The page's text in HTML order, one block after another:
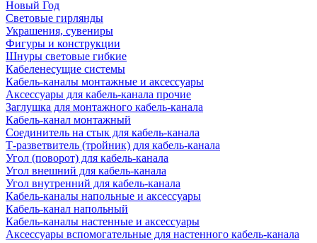
Новый Год
Световые гирлянды
Украшения, сувениры
Фигуры и конструкции
Шнуры световые гибкие
Кабеленесущие системы
Кабель-каналы монтажные и аксессуары
Аксессуары для кабель-канала прочие
Заглушка для монтажного кабель-канала
Кабель-канал монтажный
Соединитель на стык для кабель-канала
Т-разветвитель (тройник) для кабель-канала
Угол (поворот) для кабель-канала
Угол внешний для кабель-канала
Угол внутренний для кабель-канала
Кабель-каналы напольные и аксессуары
Кабель-канал напольный
Кабель-каналы настенные и аксессуары
Аксессуары вспомогательные для настенного кабель-канала